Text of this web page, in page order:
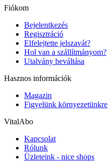
Fiókom
Bejelentkezés
Regisztráció
Elfelejtette jelszavát?
Hol van a szállítmányom?
Utalvány beváltása
Hasznos információk
Magazin
Figyelünk környezetünkre
VitalAbo
Kapcsolat
Rólunk
Üzleteink - nice shops